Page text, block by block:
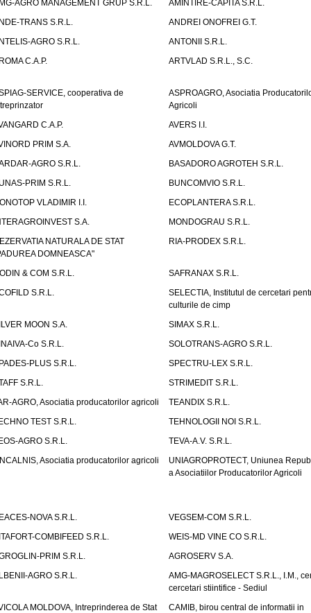
AGRO MANAGEMENT GRUP S.R.L.
AMINTIRE-CAPITA S.R.L.
TRANS S.R.L.
ANDREI ONOFREI G.T.
AGRO S.R.L.
ANTONII S.R.L.
C.A.P.
ARTVLAD S.R.L., S.C.
SERVICE, cooperativa de
ASPROAGRO, Asociatia
Agricoli
C.A.P.
AVERS I.I.
PRIM S.A.
AVMOLDOVA G.T.
AGRO S.R.L.
BASADORO AGROTEH S.R.L.
PRIM S.R.L.
BUNCOMVIO S.R.L.
VLADIMIR I.I.
ECOPLANTERA S.R.L.
S.A.
MONDOGRAU S.R.L.
NATURALA DE STAT
DOMNEASCA"
RIA-PRODEX S.R.L.
& COM S.R.L.
SAFRANAX S.R.L.
S.R.L.
SELECTIA, Institutul de cercetari
culturile de cimp
MOON S.A.
SIMAX S.R.L.
Co S.R.L.
SOLOTRANS-AGRO S.R.L.
PLUS S.R.L.
SPECTRU-LEX S.R.L.
S.R.L.
STRIMEDIT S.R.L.
AGRO, Asociatia producatorilor agricoli
TEANDIX S.R.L.
TEST S.R.L.
TEHNOLOGII NOI S.R.L.
AGRO S.R.L.
TEVA-A.V. S.R.L.
Asociatia producatorilor agricoli
UNIAGROPROTECT, Uniunea
a Asociatiilor Producatorilor Agricoli
NOVA S.R.L.
VEGSEM-COM S.R.L.
COMBIFEED S.R.L.
WEIS-MD VINE CO S.R.L.
PRIM S.R.L.
AGROSERV S.A.
AGRO S.R.L.
AMG-MAGROSELECT S.R.L., I.M.,
cercetari stiintifice - Sediul
MOLDOVA, Intreprinderea de Stat
CAMIB, birou central de informatii in